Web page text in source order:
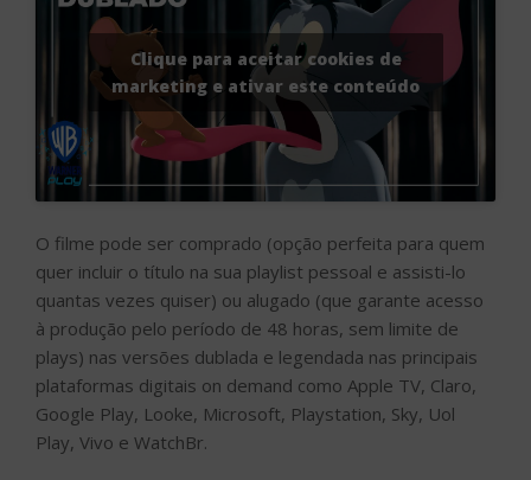
Clique para aceitar cookies de
marketing e ativar este conteúdo
O filme pode ser comprado (opção perfeita para quem
quer incluir o título na sua playlist pessoal e assisti-lo
quantas vezes quiser) ou alugado (que garante acesso
à produção pelo período de 48 horas, sem limite de
plays) nas versões dublada e legendada nas principais
plataformas digitais on demand como Apple TV, Claro,
Google Play, Looke, Microsoft, Playstation, Sky, Uol
Play, Vivo e WatchBr.